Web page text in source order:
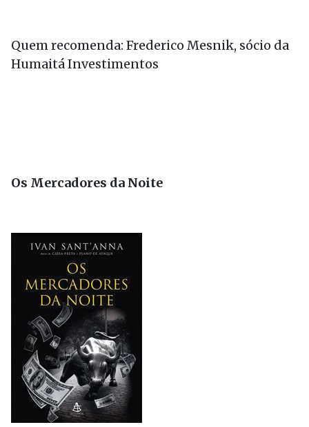
Quem recomenda: Frederico Mesnik, sócio da
Humaitá Investimentos
Os Mercadores da Noite